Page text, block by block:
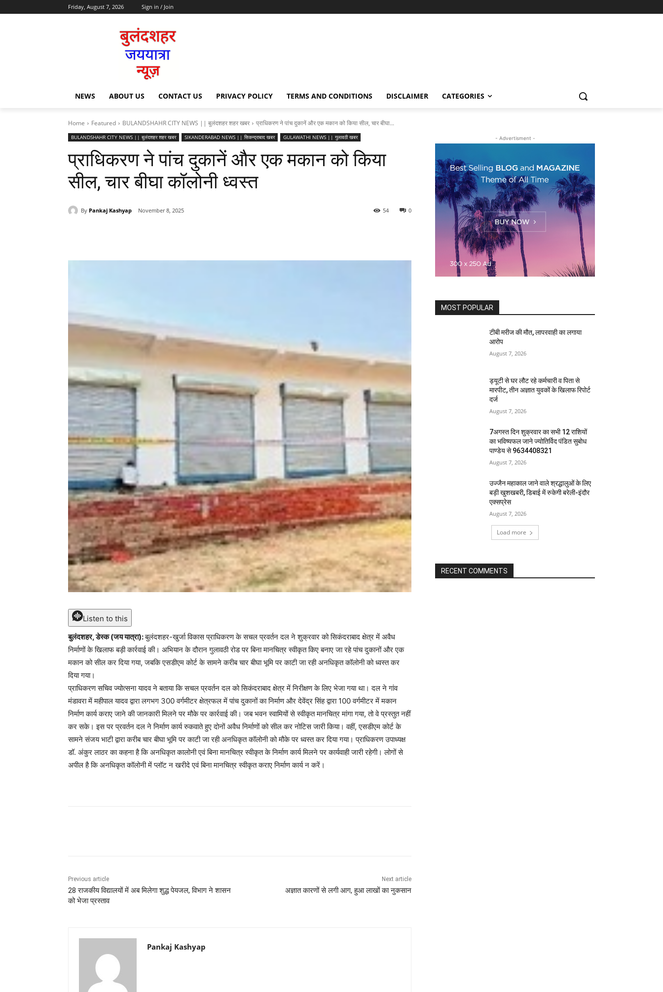
Friday, August 7, 2026 Sign in / Join
NEWS ABOUT US CONTACT US PRIVACY POLICY TERMS AND CONDITIONS DISCLAIMER CATEGORIES
Home Featured BULANDSHAHR CITY NEWS || बुलंदशहर शहर खबर प्राधिकरण ने पांच दुकानें और एक मकान को किया सील, चार बीघा...
BULANDSHAHR CITY NEWS || बुलंदशहर शहर खबर SIKANDERABAD NEWS || सिकन्द्राबाद खबर GULAWATHI NEWS || गुलावठी खबर
प्राधिकरण ने पांच दुकानें और एक मकान को किया
सील, चार बीघा कॉलोनी ध्वस्त
By Pankaj Kashyap November 8, 2025 0
54
Listen to this
बुलंदशहर, डेस्क (जय यात्रा):बुलंदशहर-खुर्जा विकास प्राधिकरण के सचल प्रवर्तन दल ने शुक्रवार को सिकंदराबाद क्षेत्र में अवैध
निर्माणों के खिलाफ बड़ी कार्रवाई की। अभियान के दौरान गुलावठी रोड पर बिना मानचित्र स्वीकृत किए बनाए जा रहे पांच दुकानों और एक
मकान को सील कर दिया गया, जबकि एसडीएम कोर्ट के सामने करीब चार बीघा भूमि पर काटी जा रही अनधिकृत कॉलोनी को ध्वस्त कर
दिया गया।
प्राधिकरण सचिव ज्योत्सना यादव ने बताया कि सचल प्रवर्तन दल को सिकंदराबाद क्षेत्र में निरीक्षण के लिए भेजा गया था। दल ने गांव
मंडावरा में महीपाल यादव द्वारा लगभग 300 वर्गमीटर क्षेत्रफल में पांच दुकानों का निर्माण और देवेंद्र सिंह द्वारा 100 वर्गमीटर में मकान
निर्माण कार्य कराए जाने की जानकारी मिलने पर मौके पर कार्रवाई की। जब भवन स्वामियों से स्वीकृत मानचित्र मांगा गया, तो वे प्रस्तुत नहीं
कर सके। इस पर प्रवर्तन दल ने निर्माण कार्य रुकवाते हुए दोनों अवैध निर्माणों को सील कर नोटिस जारी किया। वहीं, एसडीएम कोर्ट के
सामने संजय भाटी द्वारा करीब चार बीघा भूमि पर काटी जा रही अनधिकृत कॉलोनी को मौके पर ध्वस्त कर दिया गया। प्राधिकरण उपाध्यक्ष
डॉ. अंकुर लाठर का कहना है कि अनधिकृत कालोनी एवं बिना मानचित्र स्वीकृत के निर्माण कार्य मिलने पर कार्यवाही जारी रहेगी। लोगों से
अपील है कि अनधिकृत कॉलोनी में प्लॉट न खरीदे एवं बिना मानचित्र स्वीकृत कराए निर्माण कार्य न करें।
Previous article
28 राजकीय विद्यालयों में अब मिलेगा शुद्ध पेयजल, विभाग ने शासन
को भेजा प्रस्ताव
Next article
अज्ञात कारणों से लगी आग, हुआ लाखों का नुकसान
Pankaj Kashyap
- Advertisment -
MOST POPULAR
टीबी मरीज की मौत, लापरवाही का लगाया
आरोप
August 7, 2026
ड्यूटी से घर लौट रहे कर्मचारी व पिता से
मारपीट, तीन अज्ञात युवकों के खिलाफ रिपोर्ट
दर्ज
August 7, 2026
7अगस्त दिन शुक्रवार का सभी 12 राशियों
का भविष्यफल जाने ज्योतिर्विद पंडित सुबोध
पाण्डेय से 9634408321
August 7, 2026
उज्जैन महाकाल जाने वाले श्रद्धालुओं के लिए
बड़ी खुशखबरी, डिबाई में रुकेगी बरेली-इंदौर
एक्सप्रेस
August 7, 2026
Load more
RECENT COMMENTS